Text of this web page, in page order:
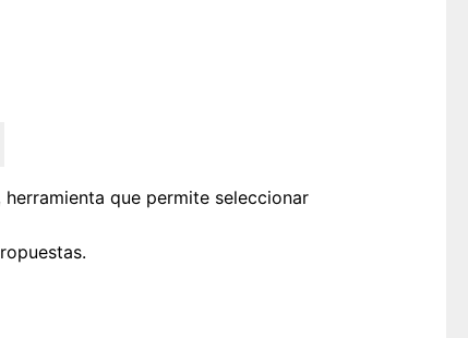
que permite seleccionar